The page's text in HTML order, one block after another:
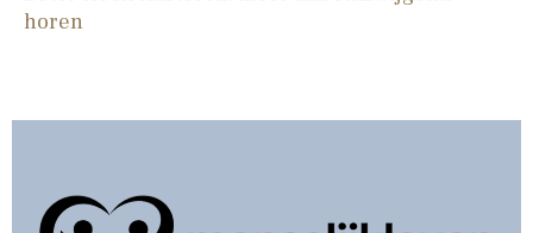
horen